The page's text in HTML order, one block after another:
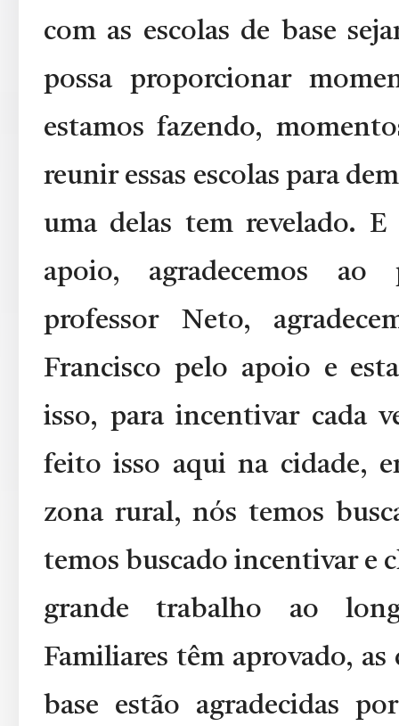
com as escolas de base
possa proporcionar
estamos fazendo,
reunir essas escolas para
uma delas tem revelado.
apoio, agradecemos ao
professor Neto,
Francisco pelo apoio e
isso, para incentivar cada
feito isso aqui na cidade,
zona rural, nós temos
temos buscado incentivar e
grande trabalho ao
Familiares têm aprovado, as
base estão agradecidas